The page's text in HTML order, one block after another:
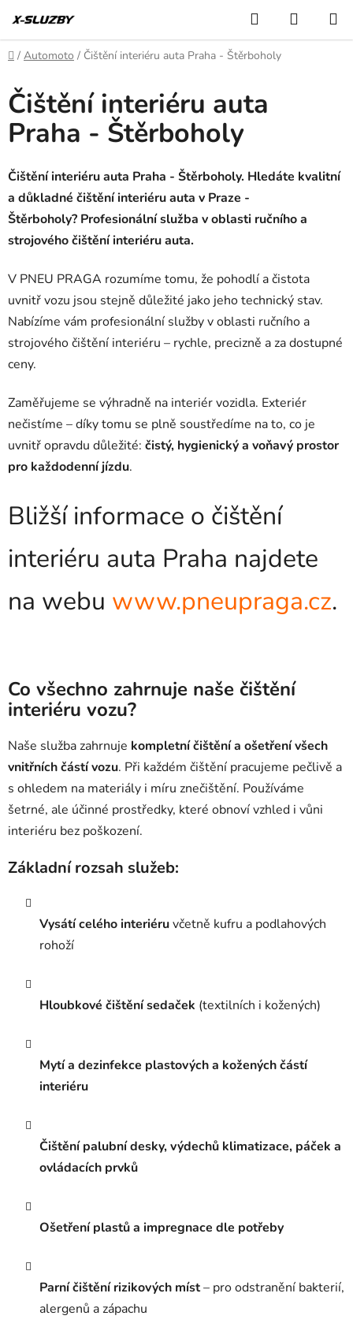
na
obsah
Hledat
KOŠÍK
Domů
/ Automoto / Čištění interiéru auta Praha - Štěrboholy
Čištění interiéru auta
Praha - Štěrboholy
Čištění interiéru auta Praha - Štěrboholy. Hledáte kvalitní
a důkladné čištění interiéru auta v Praze -
Štěrboholy? Profesionální služba v oblasti ručního a
strojového čištění interiéru auta.
V PNEU PRAGA rozumíme tomu, že pohodlí a čistota
uvnitř vozu jsou stejně důležité jako jeho technický stav.
Nabízíme vám profesionální služby v oblasti ručního a
strojového čištění interiéru – rychle, precizně a za dostupné
ceny.
Zaměřujeme se výhradně na interiér vozidla. Exteriér
nečistíme – díky tomu se plně soustředíme na to, co je
uvnitř opravdu důležité: čistý, hygienický a voňavý prostor
pro každodenní jízdu.
Bližší informace o čištění
interiéru auta Praha najdete
na webu www.pneupraga.cz.
Co všechno zahrnuje naše čištění
interiéru vozu?
Naše služba zahrnuje kompletní čištění a ošetření všech
vnitřních částí vozu. Při každém čištění pracujeme pečlivě a
s ohledem na materiály i míru znečištění. Používáme
šetrné, ale účinné prostředky, které obnoví vzhled i vůni
interiéru bez poškození.
Základní rozsah služeb:
Vysátí celého interiéruvčetně kufru a podlahových
rohoží
Hloubkové čištění sedaček (textilních i kožených)
Mytí a dezinfekce plastových a kožených částí
interiéru
Čištění palubní desky, výdechů klimatizace, páček a
ovládacích prvků
Ošetření plastů a impregnace dle potřeby
Parní čištění rizikových míst– pro odstranění bakterií,
alergenů a zápachu